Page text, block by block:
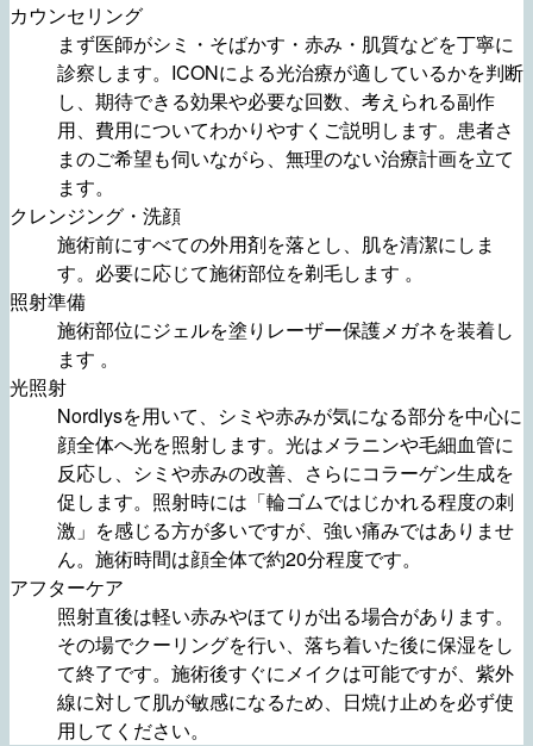
カウンセリング
まず医師がシミ・そばかす・赤み・肌質などを丁寧に
診察します。ICONによる光治療が適しているかを判断
し、期待できる効果や必要な回数、考えられる副作
用、費用についてわかりやすくご説明します。患者さ
まのご希望も伺いながら、無理のない治療計画を立て
ます。
クレンジング・洗顔
施術前にすべての外用剤を落とし、肌を清潔にしま
す。必要に応じて施術部位を剃毛します 。
照射準備
施術部位にジェルを塗りレーザー保護メガネを装着し
ます 。
光照射
Nordlysを用いて、シミや赤みが気になる部分を中心に
顔全体へ光を照射します。光はメラニンや毛細血管に
反応し、シミや赤みの改善、さらにコラーゲン生成を
促します。照射時には「輪ゴムではじかれる程度の刺
激」を感じる方が多いですが、強い痛みではありませ
ん。施術時間は顔全体で約20分程度です。
アフターケア
照射直後は軽い赤みやほてりが出る場合があります。
その場でクーリングを行い、落ち着いた後に保湿をし
て終了です。施術後すぐにメイクは可能ですが、紫外
線に対して肌が敏感になるため、日焼け止めを必ず使
用してください。